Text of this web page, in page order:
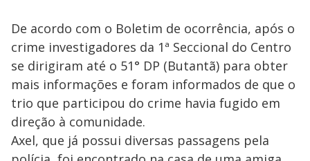
De acordo com o Boletim de ocorrência, após o
crime investigadores da 1ª Seccional do Centro
se dirigiram até o 51° DP (Butantã) para obter
mais informações e foram informados de que o
trio que participou do crime havia fugido em
direção à comunidade.
Axel, que já possui diversas passagens pela